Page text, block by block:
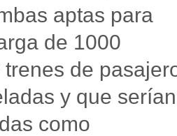
aptas para
de 1000
de
y que serían
como